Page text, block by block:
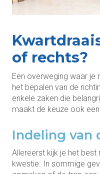
of rechts?
Een overweging waar
het bepalen van de
enkele zaken die
maakt de keuze ook
Indeling van
Allereerst kijk je het best
kwestie. In sommige